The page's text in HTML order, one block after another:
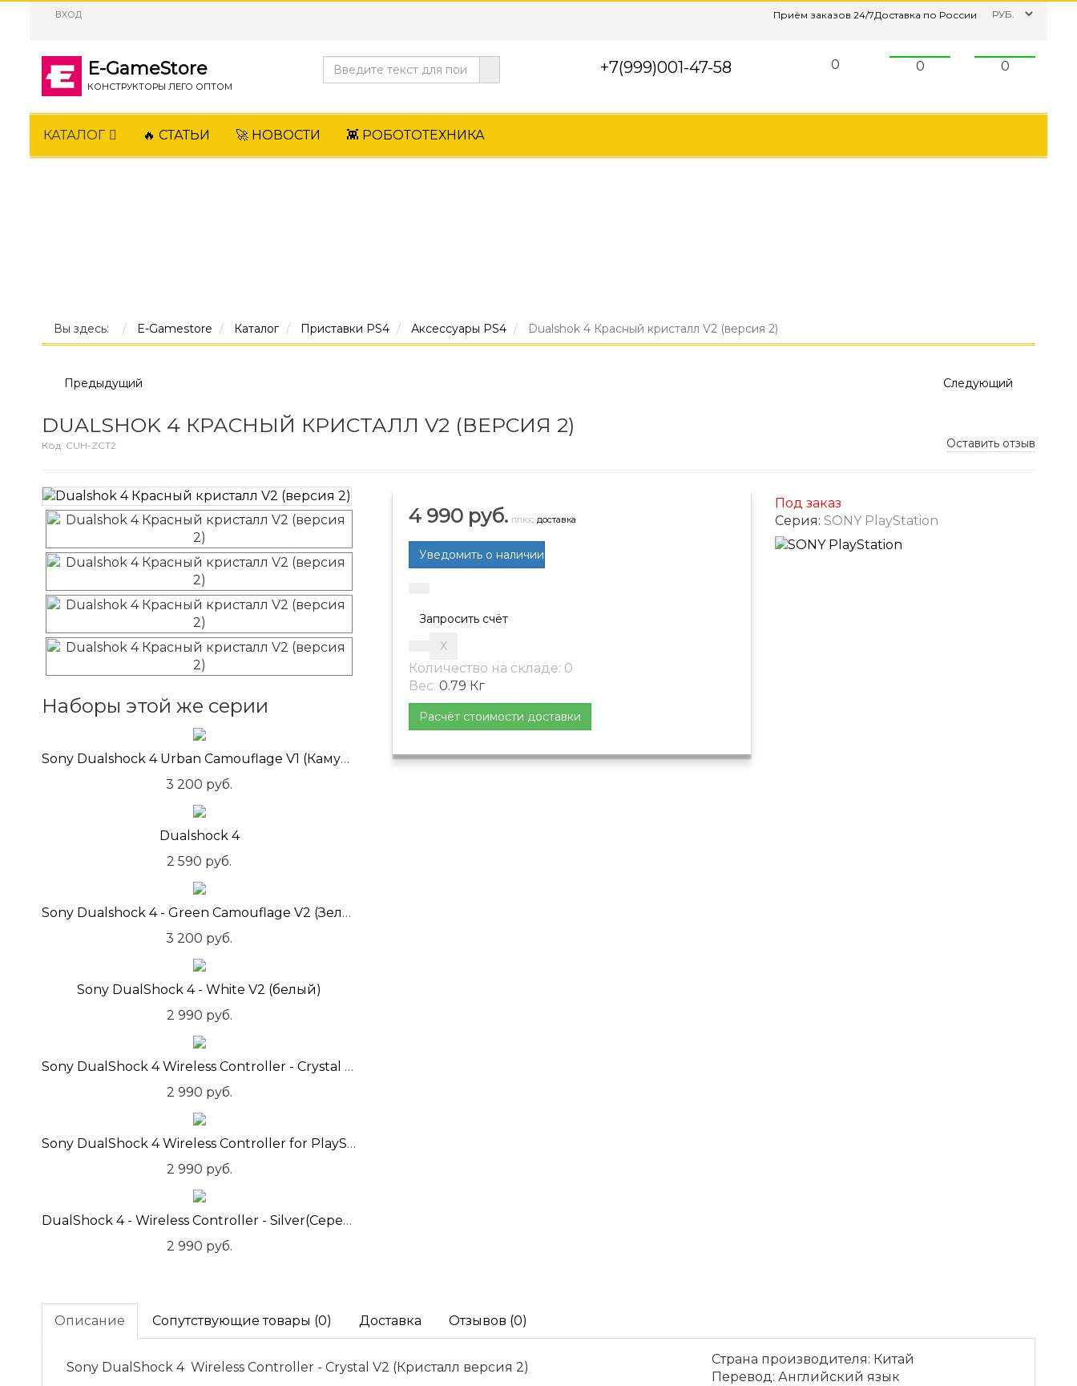
ВХОД Доставка по России
Приём заказов 24/7
E-GameStore
КОНСТРУКТОРЫ ЛЕГО ОПТОМ
+7(999)001-47-58 0
0
0
КАТАЛОГ 🔥 СТАТЬИ 🚀 НОВОСТИ 👾 РОБОТОТЕХНИКА
Вы здесь: E-Gamestore Каталог Приставки PS4 Аксессуары PS4 Dualshok 4 Красный кристалл V2 (версия 2)
Предыдущий Следующий
Оставить отзыв
DUALSHOK 4 КРАСНЫЙ КРИСТАЛЛ V2 (ВЕРСИЯ 2)
Код: CUH-ZCT2
Наборы этой же серии
Sony Dualshock 4 Urban Camouflage V1 (Камуфляж)
3 200 руб.
Dualshock 4
2 590 руб.
Sony Dualshock 4 - Green Camouflage V2 (Зеленый Камуфляж)
3 200 руб.
Sony DualShock 4 - White V2 (белый)
2 990 руб.
Sony DualShock 4 Wireless Controller - Crystal V1 (Кристалл)
2 990 руб.
Sony DualShock 4 Wireless Controller for PlayStation 4 - Wave Blue
2 990 руб.
DualShock 4 - Wireless Controller - Silver(Серебристый)
2 990 руб.
4 990 руб. плюсдоставка
Запросить счёт
Количество на складе: 0
Вес:0.79 Кг
Расчёт стоимости доставки
Под заказ
Серия: SONY PlayStation
Описание Сопутствующие товары (0) Доставка Отзывов (0)
Sony DualShock 4 Wireless Controller - Crystal V2 (Кристалл версия 2)
Страна производителя: Китай
Перевод:Английский язык